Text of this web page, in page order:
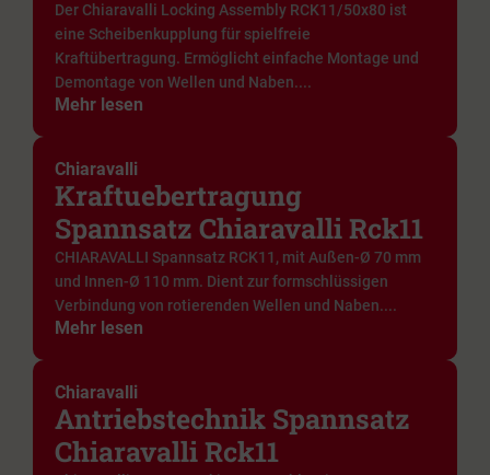
Der Chiaravalli Locking Assembly RCK11/50x80 ist
eine Scheibenkupplung für spielfreie
Kraftübertragung. Ermöglicht einfache Montage und
Demontage von Wellen und Naben....
Mehr lesen
Chiaravalli
Kraftuebertragung
Spannsatz Chiaravalli Rck11
CHIARAVALLI Spannsatz RCK11, mit Außen-Ø 70 mm
und Innen-Ø 110 mm. Dient zur formschlüssigen
Verbindung von rotierenden Wellen und Naben....
Mehr lesen
Chiaravalli
Antriebstechnik Spannsatz
Chiaravalli Rck11